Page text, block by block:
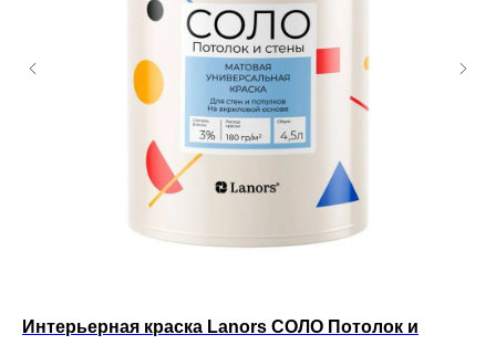
Интерьерная краска Lanors СОЛО Потолок и